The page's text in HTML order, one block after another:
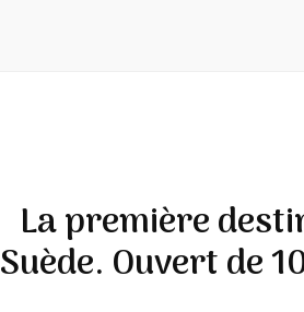
La première
Suède. Ouvert de